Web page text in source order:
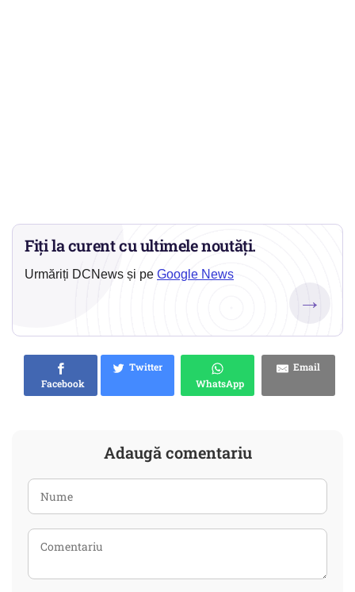
Fiți la curent cu ultimele noutăți.
Urmăriți DCNews și pe Google News
→
Facebook
Twitter
WhatsApp
Email
Adaugă comentariu